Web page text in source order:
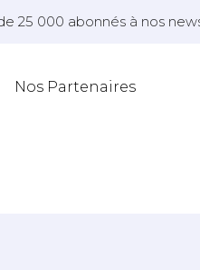
25 000 abonnés à nos
Nos Partenaires